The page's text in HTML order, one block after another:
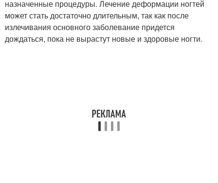
назначенные процедуры. Лечение деформации ногтей
может стать достаточно длительным, так как после
излечивания основного заболевание придется
дождаться, пока не вырастут новые и здоровые ногти.